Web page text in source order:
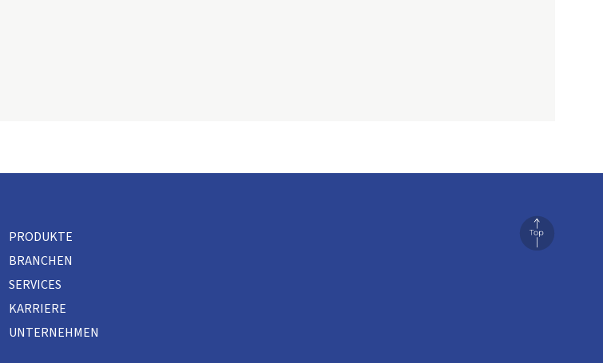
PRODUKTE
BRANCHEN
SERVICES
KARRIERE
UNTERNEHMEN